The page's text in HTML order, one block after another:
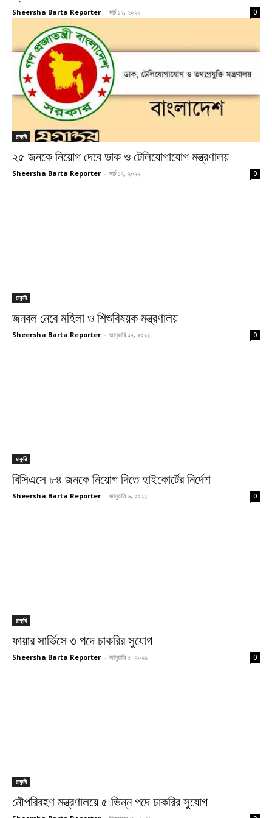
Sheersha Barta Reporter - মার্চ ১২, ২০২২ 0
চাকুরি
২৫ জনকে নিয়োগ দেবে ডাক ও টেলিযোগাযোগ মন্ত্রণালয়
Sheersha Barta Reporter - মার্চ ১২, ২০২২ 0
চাকুরি
জনবল নেবে মহিলা ও শিশুবিষয়ক মন্ত্রণালয়
Sheersha Barta Reporter - জানুয়ারি ১২, ২০২২ 0
চাকুরি
বিসিএসে ৮৪ জনকে নিয়োগ দিতে হাইকোর্টের নির্দেশ
Sheersha Barta Reporter - জানুয়ারি ৬, ২০২২ 0
চাকুরি
ফায়ার সার্ভিসে ৩ পদে চাকরির সুযোগ
Sheersha Barta Reporter - জানুয়ারি ৫, ২০২২ 0
চাকুরি
নৌপরিবহণ মন্ত্রণালয়ে ৫ ভিন্ন পদে চাকরির সুযোগ